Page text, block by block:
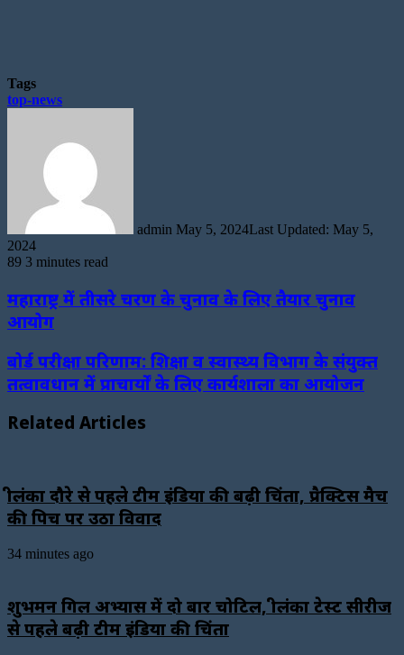
Tags
top-news
admin May 5, 2024Last Updated: May 5,
2024
89 3 minutes read
महाराष्ट्र में तीसरे चरण के चुनाव के लिए तैयार चुनाव
आयोग
बोर्ड परीक्षा परिणाम: शिक्षा व स्वास्थ्य विभाग के संयुक्त
तत्वावधान में प्राचार्यों के लिए कार्यशाला का आयोजन
Related Articles
श्रीलंका दौरे से पहले टीम इंडिया की बढ़ी चिंता, प्रैक्टिस मैच
की पिच पर उठा विवाद
34 minutes ago
शुभमन गिल अभ्यास में दो बार चोटिल, श्रीलंका टेस्ट सीरीज
से पहले बढ़ी टीम इंडिया की चिंता